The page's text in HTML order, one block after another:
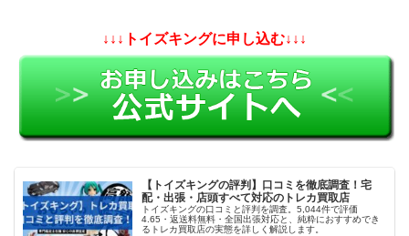
↓↓↓トイズキングに申し込む↓↓↓
【トイズキングの評判】口コミを徹底調査！宅
配・出張・店頭すべて対応のトレカ買取店
トイズキングの口コミと評判を調査。5,044件で評価
4.65・返送料無料・全国出張対応と、純粋におすすめでき
るトレカ買取店の実態を詳しく解説します。